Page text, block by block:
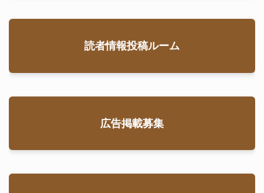
読者情報投稿ルーム
広告掲載募集